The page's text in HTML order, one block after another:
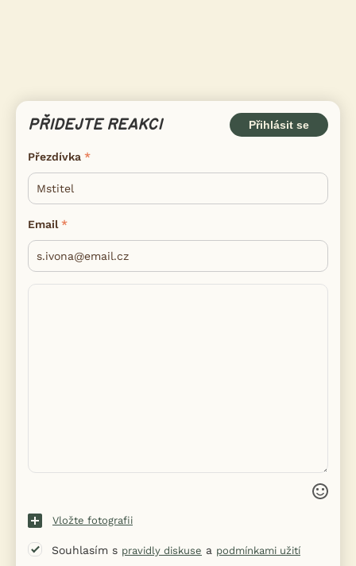
PŘIDEJTE REAKCI Přihlásit se
Přezdívka
Email
Vložte fotografii
Souhlasím s pravidly diskuse a podmínkami užití